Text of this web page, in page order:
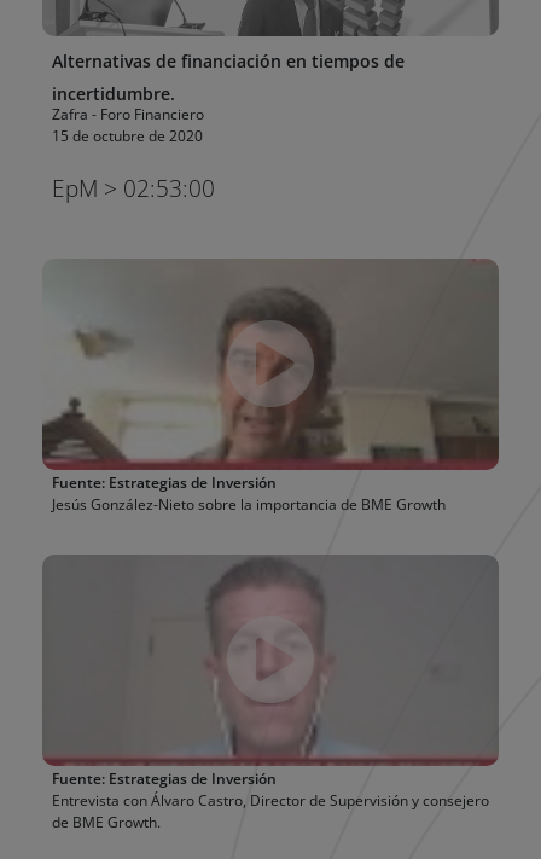
Alternativas de financiación en tiempos de
incertidumbre.
Zafra - Foro Financiero
15 de octubre de 2020
EpM > 02:53:00
Fuente: Estrategias de Inversión
Jesús González-Nieto sobre la importancia de BME Growth
Fuente: Estrategias de Inversión
Entrevista con Álvaro Castro, Director de Supervisión y consejero
de BME Growth.